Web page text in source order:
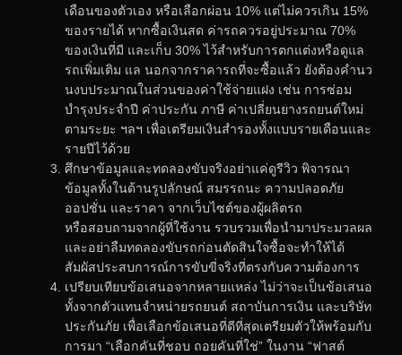
เดือนของตัวเอง หรือเลือกผ่อน 10% แต่ไม่ควรเกิน 15%
ของรายได้ หากซื้อเงินสด ค่ารถควรอยู่ประมาณ 70%
ของเงินที่มี และเก็บ 30% ไว้สำหรับการตกแต่งหรือดูแล
รถเพิ่มเติม แล นอกจากราคารถที่จะซื้อแล้ว ยังต้องคำนว
นงบประมาณในส่วนของค่าใช้จ่ายแฝง เช่น การซ่อม
บำรุงประจำปี ค่าประกัน ภาษี ค่าเปลี่ยนยางรถยนต์ใหม่
ตามระยะ ฯลฯ เพื่อเตรียมเงินสำรองทั้งแบบรายเดือนและ
รายปีไว้ด้วย
ศึกษาข้อมูลและทดลองขับจริงอย่าแค่ดูรีวิว พิจารณา
ข้อมูลทั้งในด้านรูปลักษณ์ สมรรถนะ ความปลอดภัย
ออปชั่น และราคา จากเว็บไซต์ของผู้ผลิตรถ
หรือสอบถามจากผู้ที่ใช้งาน รวบรวมเพื่อนำมาประมวลผล
และอย่าลืมทดลองขับรถก่อนตัดสินใจซื้อจะทำให้ได้
สัมผัสประสบการณ์การขับขี่จริงที่ตรงกับความต้องการ
เปรียบเทียบข้อเสนอจากหลายแหล่ง ไม่ว่าจะเป็นข้อเสนอ
ทั้งจากตัวแทนจำหน่ายรถยนต์ สถาบันการเงิน และบริษัท
ประกันภัย เพื่อเลือกข้อเสนอที่ดีที่สุดเตรียมตัวให้พร้อมกับ
การมา “เลือกคันที่ชอบ ถอยคันที่ใช่” ในงาน “ฟาสต์